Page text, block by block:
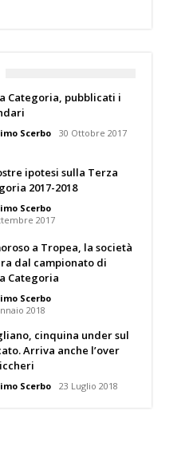
Categoria, pubblicati i
Scerbo 30 Ottobre 2017
ipotesi sulla Terza
2017-2018
Scerbo
2017
a Tropea, la società
dal campionato di
Categoria
Scerbo
2018
cinquina under sul
Arriva anche l’over
Scerbo 23 Luglio 2018